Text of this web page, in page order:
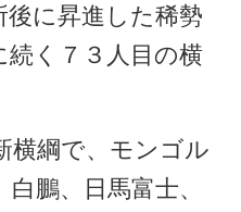
後に昇進した稀勢
続く７３人目の横
綱で、モンゴル
鵬、日馬富士、